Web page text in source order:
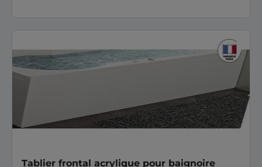
Tablier frontal acrylique pour baignoire